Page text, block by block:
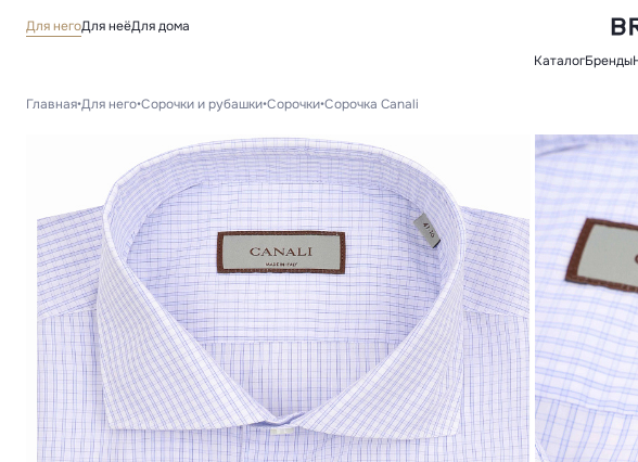
Для негоДля неёДля дома
КаталогБренды
Главная•Для него•Сорочки и рубашки•Сорочки•Сорочка Canali